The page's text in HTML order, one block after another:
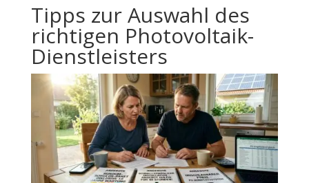
Tipps zur Auswahl des
richtigen Photovoltaik-
Dienstleisters